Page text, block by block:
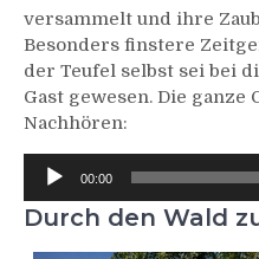
versammelt und ihre
Besonders finstere
der Teufel selbst sei bei
Gast gewesen. Die
Nachhören:
Audio-
Player
00:00
Durch den Wald